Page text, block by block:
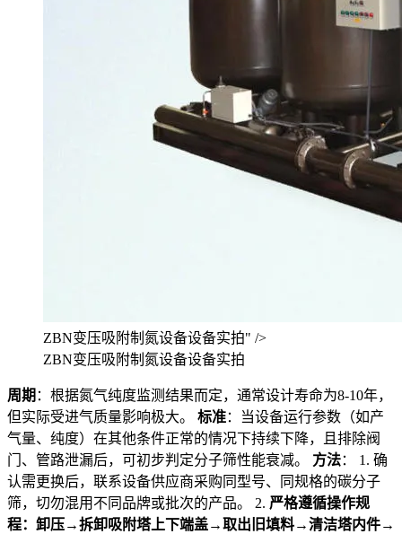
ZBN变压吸附制氮设备设备实拍" />
ZBN变压吸附制氮设备设备实拍
周期 ：根据氮气纯度监测结果而定，通常设计寿命为8-10年，
但实际受进气质量影响极大。 标准：当设备运行参数（如产
气量、纯度）在其他条件正常的情况下持续下降，且排除阀
门、管路泄漏后，可初步判定分子筛性能衰减。 方法： 1. 确
认需更换后，联系设备供应商采购同型号、同规格的碳分子
筛，切勿混用不同品牌或批次的产品。 2. 严格遵循操作规
程：卸压→拆卸吸附塔上下端盖→取出旧填料→清洁塔内件→